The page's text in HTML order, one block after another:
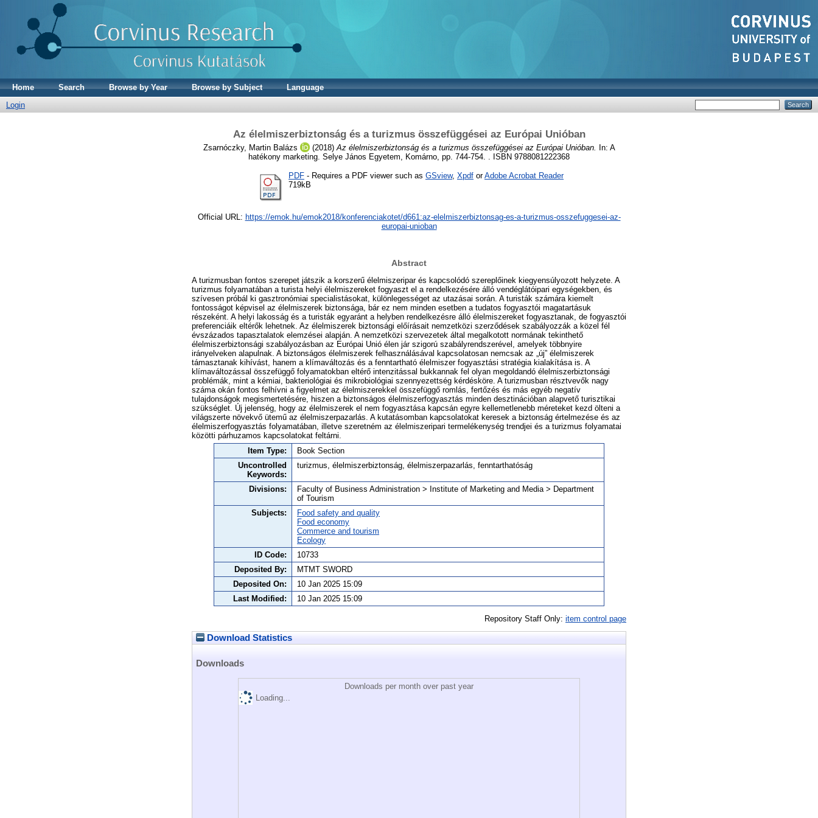
Home Search Browse by Year Browse by Subject
Language
Login
Az élelmiszerbiztonság és a turizmus összefüggései az Európai Unióban
Zsarnóczky, Martin Balázs (2018) Az élelmiszerbiztonság és a turizmus összefüggései az Európai Unióban.
In: A
hatékony marketing. Selye János Egyetem, Komárno, pp. 744-754. . ISBN 9788081222368
PDF - Requires a PDF viewer such as GSview, Xpdf orAdobe Acrobat Reader
719kB
Official URL: https://emok.hu/emok2018/konferenciakotet/d661:az-elelmiszerbiztonsag-es-a-turizmus-osszefuggesei-az-
europai-unioban
Abstract
A turizmusban fontos szerepet játszik a korszerű élelmiszeripar és kapcsolódó szereplőinek kiegyensúlyozott helyzete. A
turizmus folyamatában a turista helyi élelmiszereket fogyaszt el a rendelkezésére álló vendéglátóipari egységekben, és
szívesen próbál ki gasztronómiai specialistásokat, különlegességet az utazásai során. A turisták számára kiemelt
fontosságot képvisel az élelmiszerek biztonsága, bár ez nem minden esetben a tudatos fogyasztói magatartásuk
részeként. A helyi lakosság és a turisták egyaránt a helyben rendelkezésre álló élelmiszereket fogyasztanak, de fogyasztói
preferenciáik eltérők lehetnek. Az élelmiszerek biztonsági előírásait nemzetközi szerződések szabályozzák a közel fél
évszázados tapasztalatok elemzései alapján. A nemzetközi szervezetek által megalkotott normának tekinthető
élelmiszerbiztonsági szabályozásban az Európai Unió élen jár szigorú szabályrendszerével, amelyek többnyire
irányelveken alapulnak. A biztonságos élelmiszerek felhasználásával kapcsolatosan nemcsak az „új” élelmiszerek
támasztanak kihívást, hanem a klímaváltozás és a fenntartható élelmiszer fogyasztási stratégia kialakítása is. A
klímaváltozással összefüggő folyamatokban eltérő intenzitással bukkannak fel olyan megoldandó élelmiszerbiztonsági
problémák, mint a kémiai, bakteriológiai és mikrobiológiai szennyezettség kérdésköre. A turizmusban résztvevők nagy
száma okán fontos felhívni a figyelmet az élelmiszerekkel összefüggő romlás, fertőzés és más egyéb negatív
tulajdonságok megismertetésére, hiszen a biztonságos élelmiszerfogyasztás minden desztinációban alapvető turisztikai
szükséglet. Új jelenség, hogy az élelmiszerek el nem fogyasztása kapcsán egyre kellemetlenebb méreteket kezd ölteni a
világszerte növekvő ütemű az élelmiszerpazarlás. A kutatásomban kapcsolatokat keresek a biztonság értelmezése és az
élelmiszerfogyasztás folyamatában, illetve szeretném az élelmiszeripari termelékenység trendjei és a turizmus folyamatai
közötti párhuzamos kapcsolatokat feltárni.
Item Type:
Book Section
Uncontrolled
Keywords:
turizmus, élelmiszerbiztonság, élelmiszerpazarlás, fenntarthatóság
Divisions:
Faculty of Business Administration > Institute of Marketing and Media > Department
of Tourism
Subjects:
Food safety and quality
Food economy
Commerce and tourism
Ecology
ID Code:
10733
Deposited By:
MTMT SWORD
Deposited On:
10 Jan 2025 15:09
Last Modified:
10 Jan 2025 15:09
Repository Staff Only: item control page
Download Statistics
Downloads
Downloads per month over past year
Loading...